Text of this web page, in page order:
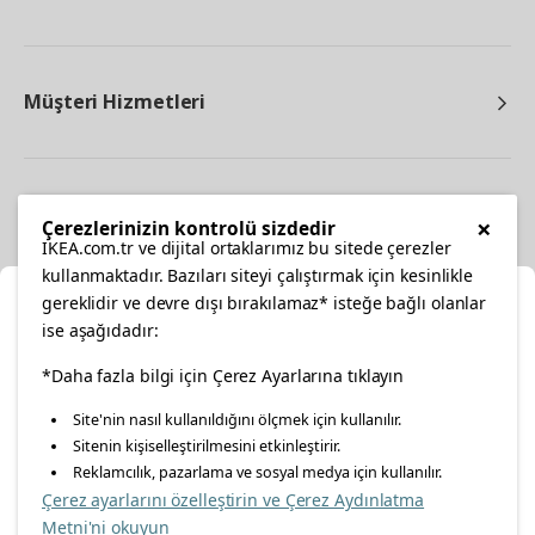
Müşteri Hizmetleri
facebooktwitterinstagrampinterestyoutube
linkedin
Konumunuzu Seçin
İnternetten vereceğiniz siparişlerinizde size özel hizmet ve
içerikleri görebilmek için lütfen konumuzu seçin.
İl seçiniz
×
Çerezlerinizin kontrolü sizdedir
IKEA.com.tr ve dijital ortaklarımız bu sitede çerezler
kullanmaktadır. Bazıları siteyi çalıştırmak için kesinlikle
gereklidir ve devre dışı bırakılamaz* isteğe bağlı olanlar
ise aşağıdadır:
*Daha fazla bilgi için Çerez Ayarlarına tıklayın
Site'nin nasıl kullanıldığını ölçmek için kullanılır.
Sitenin kişiselleştirilmesini etkinleştirir.
Reklamcılık, pazarlama ve sosyal medya için kullanılır.
Çerez ayarlarını özelleştirin ve Çerez Aydınlatma
Metni'ni okuyun